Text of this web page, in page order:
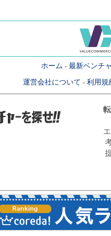
ホーム - 最新ベンチ
運営会社について - 利用規